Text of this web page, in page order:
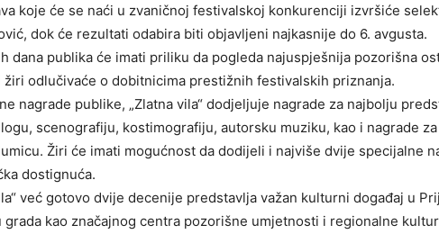
koje će se naći u zvaničnoj festivalskoj konkurenciji izvršiće
dok će rezultati odabira biti objavljeni najkasnije do 6. avgusta.
dana publika će imati priliku da pogleda najuspješnija pozorišna
žiri odlučivaće o dobitnicima prestižnih festivalskih priznanja.
nagrade publike, „Zlatna vila“ dodjeljuje nagrade za najbolju
scenografiju, kostimografiju, autorsku muziku, kao i nagrade
Žiri će imati mogućnost da dodijeli i najviše dvije specijalne
dostignuća.
već gotovo dvije decenije predstavlja važan kulturni događaj u
kao značajnog centra pozorišne umjetnosti i regionalne